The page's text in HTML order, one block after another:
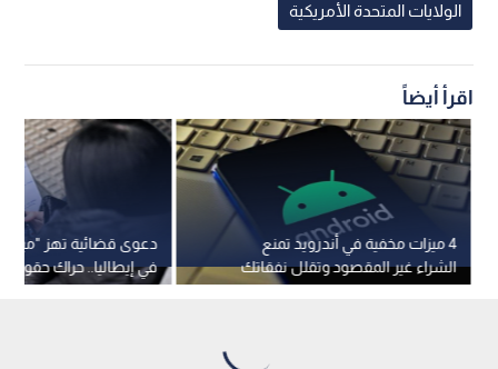
الولايات المتحدة الأمريكية
اقرأ أيضاً
دعوى قضائية تهز
ملايين طفل من الإدمان
4 ميزات مخفية في أندرويد تمنع
الشراء غير المقصود وتقلل نفقاتك